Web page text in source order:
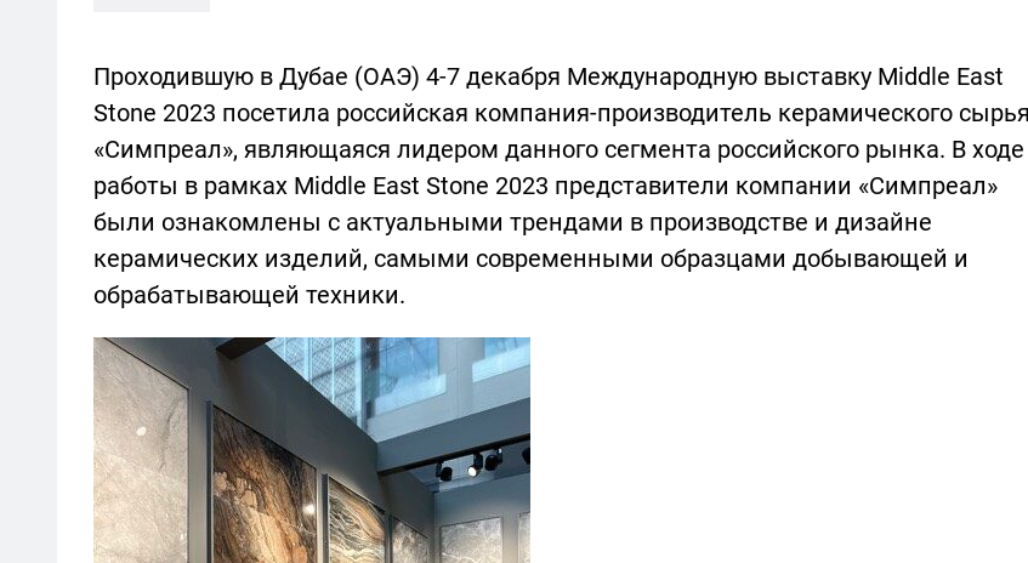
Проходившую в Дубае (ОАЭ) 4-7 декабря Международную выставку Middle East
Stone 2023 посетила российская компания-производитель керамического сырья
«Симпреал», являющаяся лидером данного сегмента российского рынка. В ходе
работы в рамках Middle East Stone 2023 представители компании «Симпреал»
были ознакомлены с актуальными трендами в производстве и дизайне
керамических изделий, самыми современными образцами добывающей и
обрабатывающей техники.